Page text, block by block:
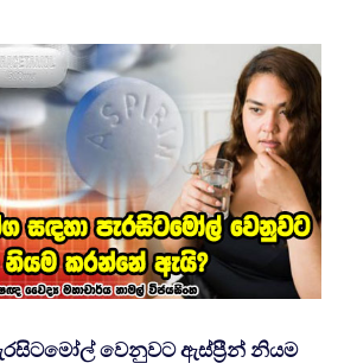
වෙනුවට ඇස්ප්‍රීන් නියම